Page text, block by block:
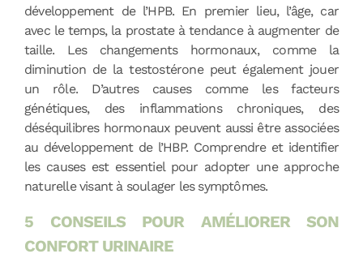
développement de l’HPB. En premier lieu, l’âge, car
avec le temps, la prostate à tendance à augmenter de
taille. Les changements hormonaux, comme la
diminution de la testostérone peut également jouer
un rôle. D’autres causes comme les facteurs
génétiques, des inflammations chroniques, des
déséquilibres hormonaux peuvent aussi être associées
au développement de l’HBP. Comprendre et identifier
les causes est essentiel pour adopter une approche
naturelle visant à soulager les symptômes.
5 CONSEILS POUR AMÉLIORER SON
CONFORT URINAIRE